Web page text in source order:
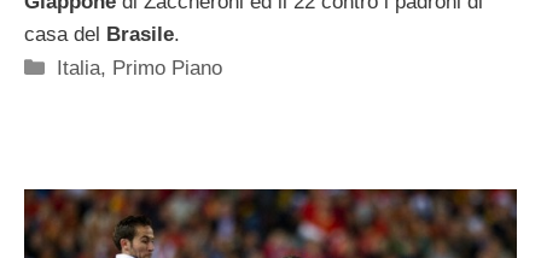
casa del Brasile.
Categorie
Italia, Primo Piano